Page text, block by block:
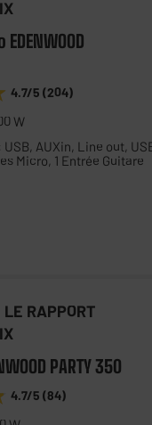
4.7/5 (204)
W
AUXin, Line out,
Micro, 1 Entrée Guitare
LE RAPPORT
PARTY 350
4.7/5 (84)